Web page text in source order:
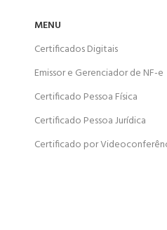
MENU
Certificados Digitais
Emissor e Gerenciador de NF-e
Certificado Pessoa Física
Certificado Pessoa Jurídica
Certificado por